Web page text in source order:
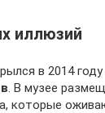
иллюзий
в 2014
. В музее
которые